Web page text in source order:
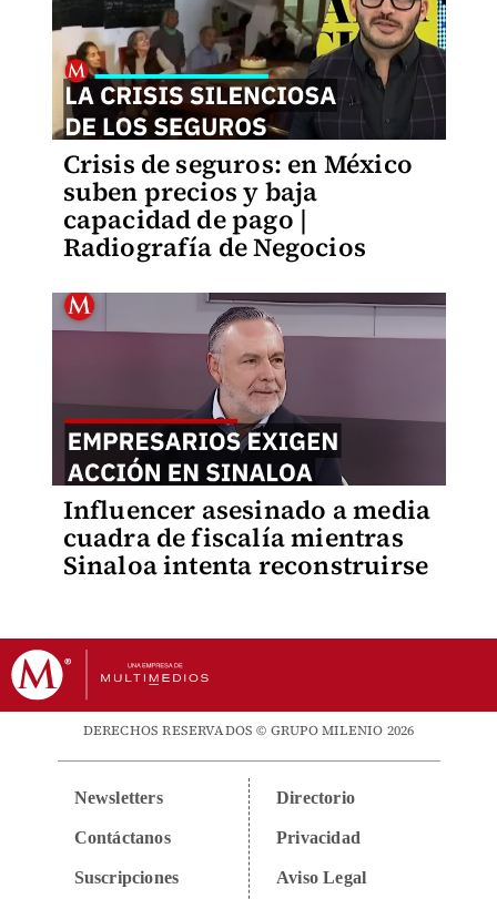
Crisis de seguros: en México
suben precios y baja
capacidad de pago |
Radiografía de Negocios
Influencer asesinado a media
cuadra de fiscalía mientras
Sinaloa intenta reconstruirse
DERECHOS RESERVADOS © GRUPO MILENIO 2026
Newsletters
Contáctanos
Suscripciones
Directorio
Privacidad
Aviso Legal